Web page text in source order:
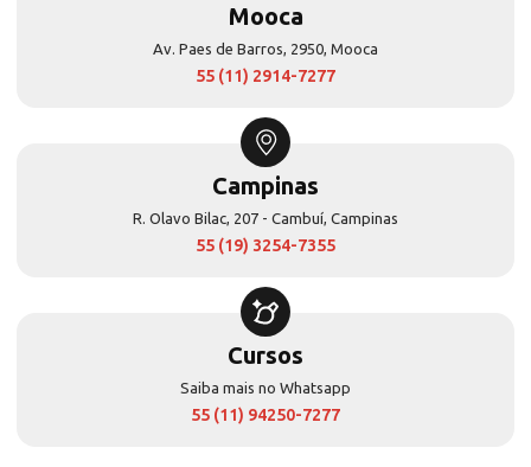
Mooca
Av. Paes de Barros, 2950, Mooca
55 (11) 2914-7277
Campinas
R. Olavo Bilac, 207 - Cambuí, Campinas
55 (19) 3254-7355
Cursos
Saiba mais no Whatsapp
55 (11) 94250-7277